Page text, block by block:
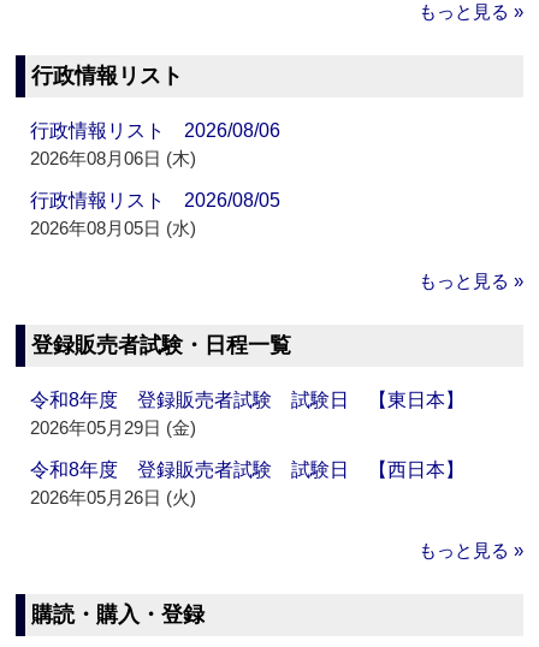
もっと見る »
行政情報リスト
行政情報リスト 2026/08/06
2026年08月06日 (木)
行政情報リスト 2026/08/05
2026年08月05日 (水)
もっと見る »
登録販売者試験・日程一覧
令和8年度 登録販売者試験 試験日 【東日本】
2026年05月29日 (金)
令和8年度 登録販売者試験 試験日 【西日本】
2026年05月26日 (火)
もっと見る »
購読・購入・登録